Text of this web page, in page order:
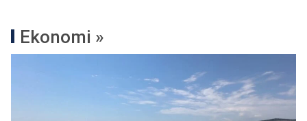
Ekonomi »